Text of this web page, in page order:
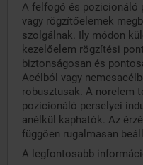
A felfogó és pozicionáló
vagy rögzítőelemek
szolgálnak. Ily módon
kezelőelem rögzítési
biztonságosan és
Acélból vagy
robusztusak. A norelem
pozicionáló perselyei
anélkül kaphatók. Az
függően rugalmasan
A legfontosabb